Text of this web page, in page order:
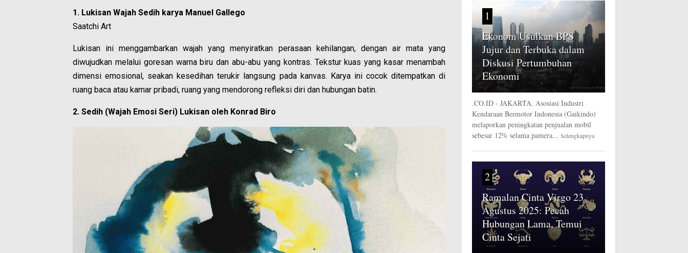
1. Lukisan Wajah Sedih karya Manuel Gallego
Saatchi Art
Lukisan ini menggambarkan wajah yang menyiratkan perasaan kehilangan, dengan air mata yang
diwujudkan melalui goresan warna biru dan abu-abu yang kontras. Tekstur kuas yang kasar menambah
dimensi emosional, seakan kesedihan terukir langsung pada kanvas. Karya ini cocok ditempatkan di
ruang baca atau kamar pribadi, ruang yang mendorong refleksi diri dan hubungan batin.
2. Sedih (Wajah Emosi Seri) Lukisan oleh Konrad Biro
1
Ekonom Usulkan BPS
Jujur dan Terbuka dalam
Diskusi Pertumbuhan
Ekonomi
.CO.ID - JAKARTA. Asosiasi Industri
Kendaraan Bermotor Indonesia (Gaikindo)
melaporkan peningkatan penjualan mobil
sebesar 12% selama pamera... Selengkapnya
2
Ramalan Cinta Virgo 23
Agustus 2025: Pecah
Hubungan Lama, Temui
Cinta Sejati